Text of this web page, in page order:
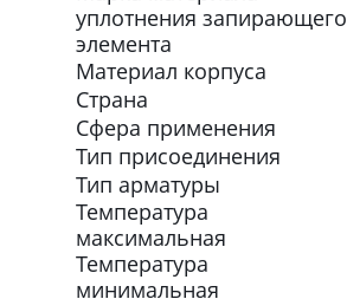
уплотнения запирающего
элемента
Материал корпуса
Страна
Сфера применения
Тип присоединения
Тип арматуры
Температура
максимальная
Температура
минимальная